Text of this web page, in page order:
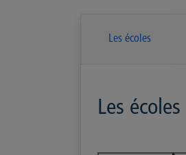
Les écoles
Les écoles